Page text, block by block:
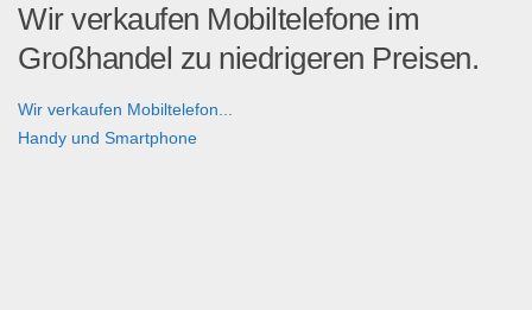
Wir verkaufen Mobiltelefone im
Großhandel zu niedrigeren Preisen.
Wir verkaufen Mobiltelefon...
Handy und Smartphone